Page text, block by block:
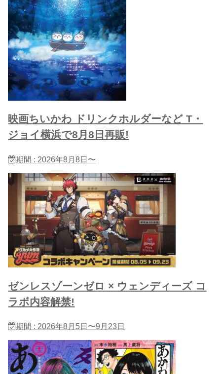
映画ちいかわ ドリンクホルダーなど T・
ジョイ横浜で8月8日再販!
期間 : 2026年8月8日〜
ゼンレスゾーンゼロ × ウェンディーズ コ
ラボ内容解禁!
期間 : 2026年8月5日〜9月23日